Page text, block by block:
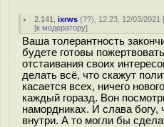
2.141 ,ixrws (??), 12:23, 12/03/2021
[к модератору]
Ваша толерантность
будете готовы
отстаивания своих
делать всё, что скажут
касается всех, ничего
каждый горазд. Вон
намордниках. И слава богу,
внутри. А то могли бы